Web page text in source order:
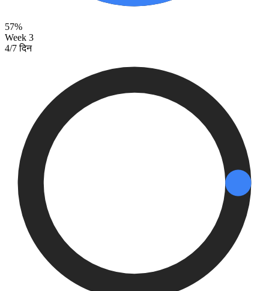
57%
Week 3
4/7 दिन